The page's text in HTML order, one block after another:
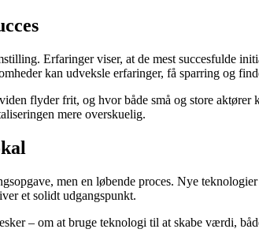
Erfaringer viser, at de mest succesfulde
kan udveksle erfaringer, få sparring og
flyder frit, og hvor både små og store
mere overskuelig.
men en løbende proces. Nye
et solidt udgangspunkt.
– om at bruge teknologi til at skabe værdi,